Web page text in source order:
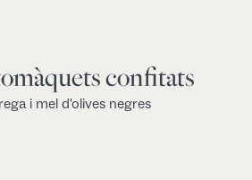
confitats
i mel d'olives negres